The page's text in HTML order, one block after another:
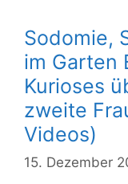
Sodomie,
im Garten
Kurioses
zweite
Videos)
15. Dezember